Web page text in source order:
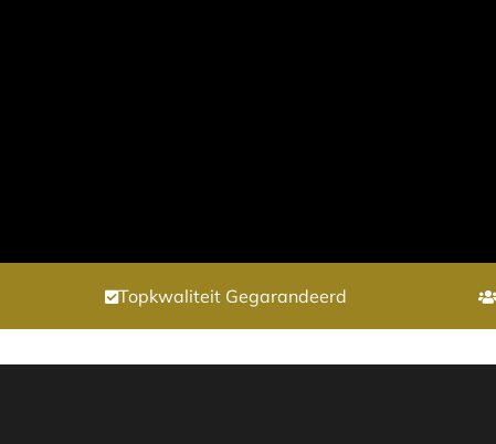
Topkwaliteit Gegarandeerd